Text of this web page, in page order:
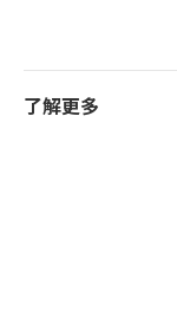
了解更多